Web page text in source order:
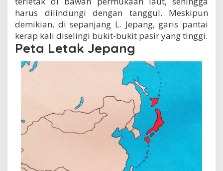
harus dilindungi dengan tanggul. Meskipun
demikian, di sepanjang L. Jepang, garis pantai
kerap kali diselingi bukit-bukit pasir yang tinggi.
Peta Letak Jepang